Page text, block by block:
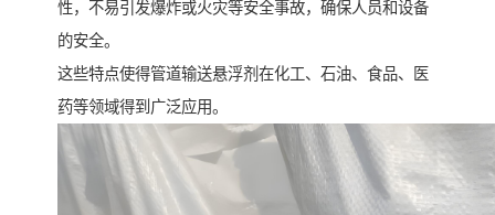
性，不易引发爆炸或火灾等安全事故，确保人员和设备
的安全。
这些特点使得管道输送悬浮剂在化工、石油、食品、医
药等领域得到广泛应用。